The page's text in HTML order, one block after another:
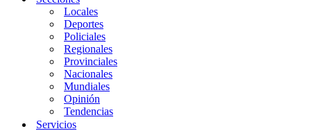
Locales
Deportes
Policiales
Regionales
Provinciales
Nacionales
Mundiales
Opinión
Tendencias
Servicios